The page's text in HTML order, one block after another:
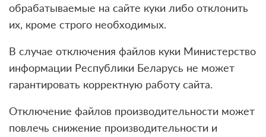
обрабатываемые на сайте куки либо отклонить
их, кроме строго необходимых.
В случае отключения файлов куки Министерство
информации Республики Беларусь не может
гарантировать корректную работу сайта.
Отключение файлов производительности может
повлечь снижение производительности и